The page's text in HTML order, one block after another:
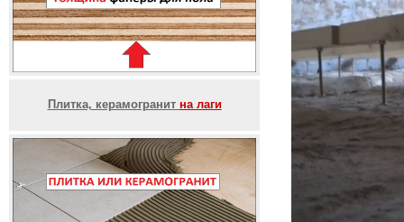
Плитка, керамогранит на лаги